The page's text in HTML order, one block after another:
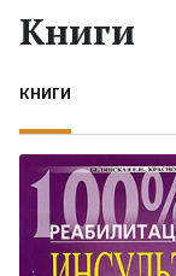
Жанры
Экранизации
Коллекции
Книги
КНИГИ